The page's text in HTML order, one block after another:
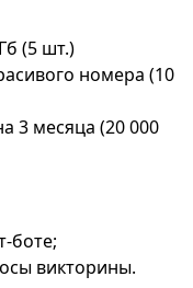
(5 шт.)
номера (10
3 месяца (20 000
боте;
викторины.